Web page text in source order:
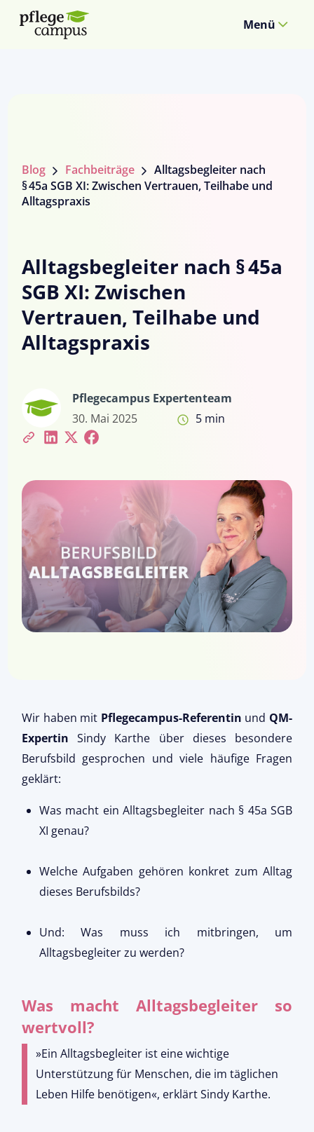
Menü
Blog Fachbeiträge
Alltagsbegleiter nach
§ 45a SGB XI: Zwischen Vertrauen, Teilhabe und
Alltagspraxis
Alltagsbegleiter nach § 45a
SGB XI: Zwischen
Vertrauen, Teilhabe und
Alltagspraxis
Pflegecampus Expertenteam
30. Mai 2025
5 min
Wir haben mit Pflegecampus-Referentin und QM-
Expertin Sindy Karthe über dieses besondere
Berufsbild gesprochen und viele häufige Fragen
geklärt:
Was macht ein Alltagsbegleiter nach § 45a SGB
XI genau?
Welche Aufgaben gehören konkret zum Alltag
dieses Berufsbilds?
Und: Was muss ich mitbringen, um
Alltagsbegleiter zu werden?
Was macht Alltagsbegleiter so
wertvoll?
»Ein Alltagsbegleiter ist eine wichtige
Unterstützung für Menschen, die im täglichen
Leben Hilfe benötigen«, erklärt Sindy Karthe.